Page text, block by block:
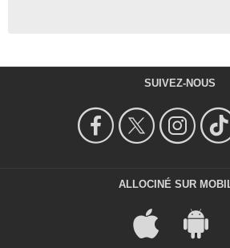
SUIVEZ-NOUS
ALLOCINÉ SUR